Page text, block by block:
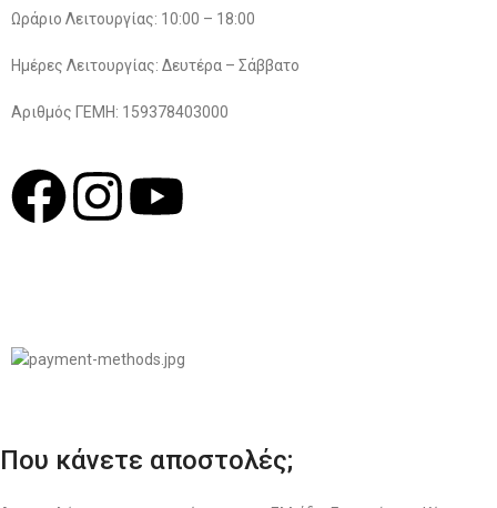
Ωράριο Λειτουργίας: 10:00 – 18:00
Ημέρες Λειτουργίας: Δευτέρα – Σάββατο
Αριθμός ΓΕΜΗ: 159378403000
Που κάνετε αποστολές;